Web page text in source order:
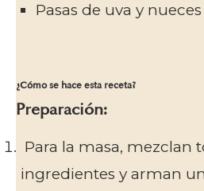
Pasas de uva y
¿Cómo se hace esta receta?
Preparación:
Para la masa, mezclan
ingredientes y arman